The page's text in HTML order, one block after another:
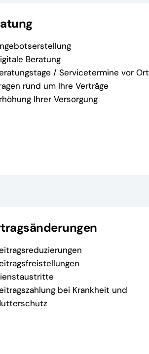
Beratung
/ Servicetermine vor Ort
rund um Ihre Verträge
Ihrer Versorgung
bei Krankheit und